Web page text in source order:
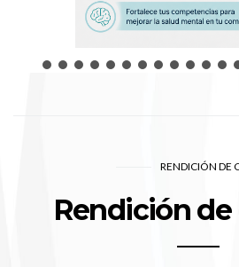
RENDICIÓN DE
Rendición